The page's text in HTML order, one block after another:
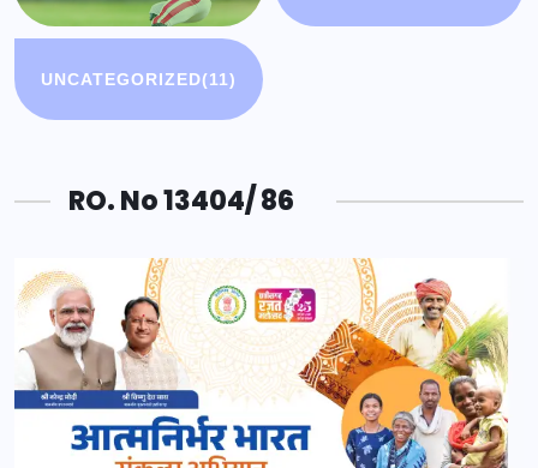
UNCATEGORIZED(11)
RO. No 13404/ 86